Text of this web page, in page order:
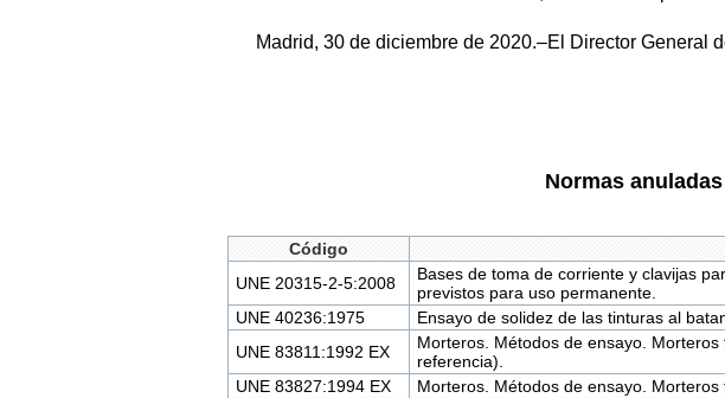
Madrid, 30 de diciembre de 2020.–El Director General
Normas
Código
UNE 20315-2-5:2008
Bases de toma de corriente y clavijas
previstos para uso permanente.
UNE 40236:1975
Ensayo de solidez de las tinturas al
UNE 83811:1992 EX
Morteros. Métodos de ensayo.
referencia).
UNE 83827:1994 EX
Morteros. Métodos de ensayo.